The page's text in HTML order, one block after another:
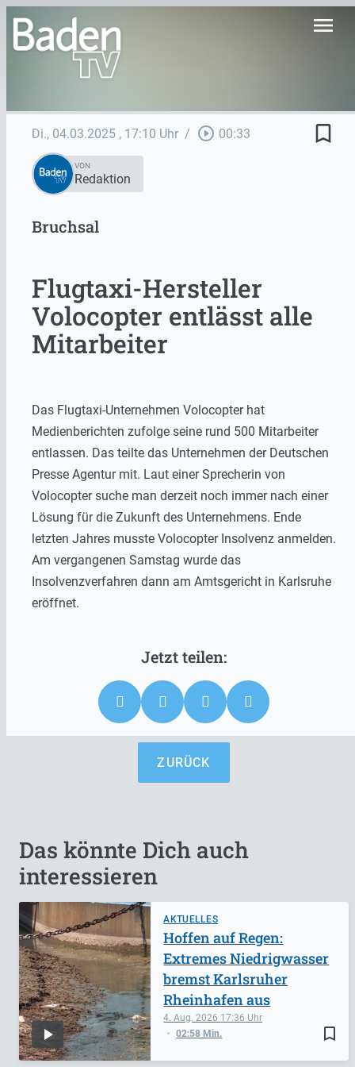
menu
Di., 04.03.2025 , 17:10 Uhr / play_circle_outline 00:33 bookmark_border
VON
Redaktion
Bruchsal
Flugtaxi-Hersteller
Volocopter entlässt alle
Mitarbeiter
Das Flugtaxi-Unternehmen Volocopter hat
Medienberichten zufolge seine rund 500 Mitarbeiter
entlassen. Das teilte das Unternehmen der Deutschen
Presse Agentur mit. Laut einer Sprecherin von
Volocopter suche man derzeit noch immer nach einer
Lösung für die Zukunft des Unternehmens. Ende
letzten Jahres musste Volocopter Insolvenz anmelden.
Am vergangenen Samstag wurde das
Insolvenzverfahren dann am Amtsgericht in Karlsruhe
eröffnet.
ZURÜCK
Das könnte Dich auch
interessieren
AKTUELLES
bookmark_border
4. Aug. 2026 17:36
02:58 Min.
Hoffen auf Regen:
Extremes Niedrigwasser
bremst Karlsruher
Rheinhafen aus